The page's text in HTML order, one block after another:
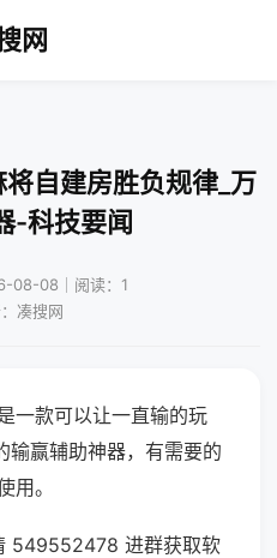
网
自建房胜负规律_万
-科技要闻
08-08｜阅读：1
凑搜网
一款可以让一直输的玩
输赢辅助神器，有需要的
用。
549552478 进群获取软